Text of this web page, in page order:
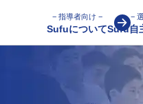
− 指導者向け −
Sufuについて
−
Sufu自